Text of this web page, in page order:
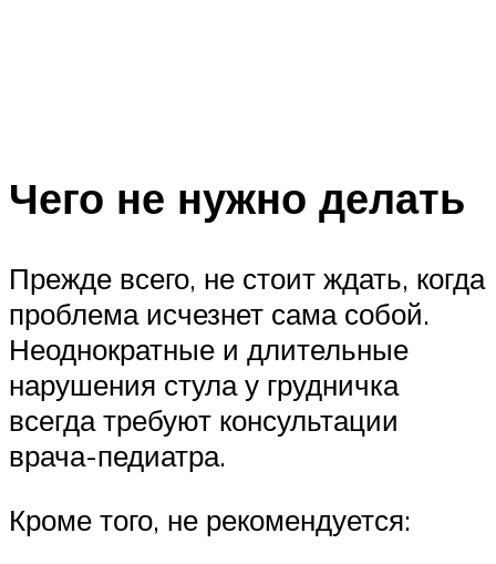
Чего не нужно делать
Прежде всего, не стоит ждать, когда
проблема исчезнет сама собой.
Неоднократные и длительные
нарушения стула у грудничка
всегда требуют консультации
врача-педиатра.
Кроме того, не рекомендуется: